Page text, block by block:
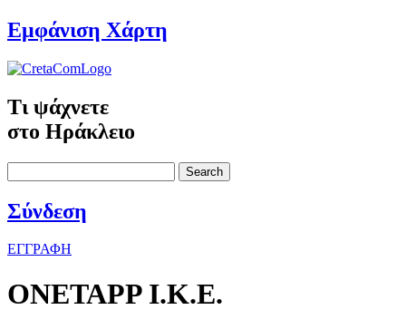
Εμφάνιση Χάρτη
Τι ψάχνετε
στο Ηράκλειο
Search
Σύνδεση
ΕΓΓΡΑΦΗ
ΟΝΕΤΑΡΡ Ι.Κ.Ε.